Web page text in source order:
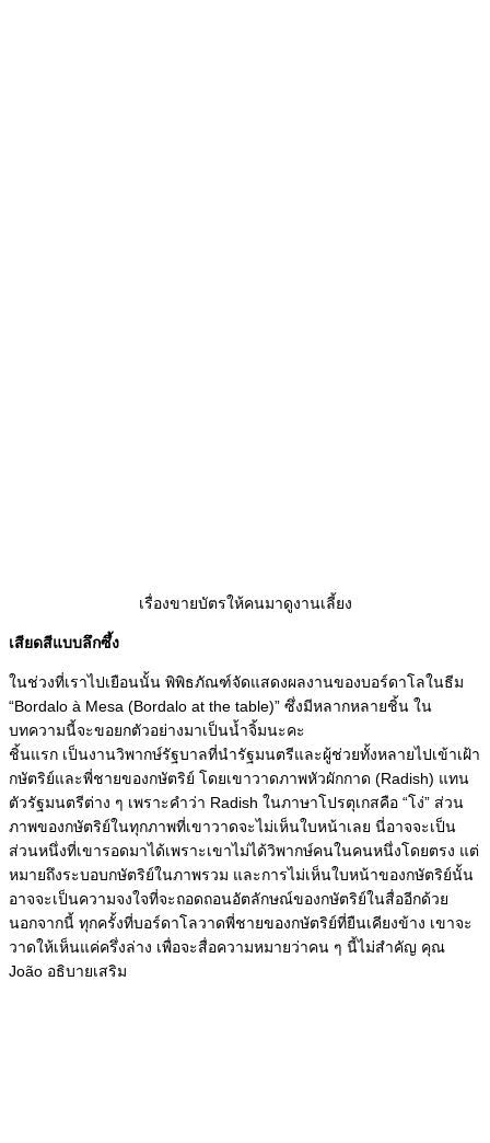
เรื่องขายบัตรให้คนมาดูงานเลี้ยง
เสียดสีแบบลึกซึ้ง
ในช่วงที่เราไปเยือนนั้น พิพิธภัณฑ์จัดแสดงผลงานของบอร์ดาโลในธีม
“Bordalo à Mesa (Bordalo at the table)” ซึ่งมีหลากหลายชิ้น ใน
บทความนี้จะขอยกตัวอย่างมาเป็นน้ำจิ้มนะคะ
ชิ้นแรก เป็นงานวิพากษ์รัฐบาลที่นำรัฐมนตรีและผู้ช่วยทั้งหลายไปเข้าเฝ้า
กษัตริย์และพี่ชายของกษัตริย์ โดยเขาวาดภาพหัวผักกาด (Radish) แทน
ตัวรัฐมนตรีต่าง ๆ เพราะคำว่า Radish ในภาษาโปรตุเกสคือ “โง่” ส่วน
ภาพของกษัตริย์ในทุกภาพที่เขาวาดจะไม่เห็นใบหน้าเลย นี่อาจจะเป็น
ส่วนหนึ่งที่เขารอดมาได้เพราะเขาไม่ได้วิพากษ์คนในคนหนึ่งโดยตรง แต่
หมายถึงระบอบกษัตริย์ในภาพรวม และการไม่เห็นใบหน้าของกษัตริย์นั้น
อาจจะเป็นความจงใจที่จะถอดถอนอัตลักษณ์ของกษัตริย์ในสื่ออีกด้วย
นอกจากนี้ ทุกครั้งที่บอร์ดาโลวาดพี่ชายของกษัตริย์ที่ยืนเคียงข้าง เขาจะ
วาดให้เห็นแค่ครึ่งล่าง เพื่อจะสื่อความหมายว่าคน ๆ นี้ไม่สำคัญ คุณ
João อธิบายเสริม